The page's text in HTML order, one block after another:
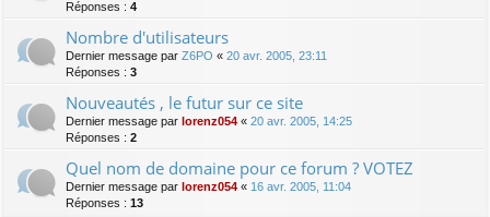
Réponses : 4
Nombre d'utilisateurs
Dernier message par Z6PO « 20 avr. 2005, 23:11
Réponses : 3
Nouveautés , le futur sur ce site
Dernier message par lorenz054 « 20 avr. 2005, 14:25
Réponses : 2
Quel nom de domaine pour ce forum ? VOTEZ
Dernier message par lorenz054 « 16 avr. 2005, 11:04
Réponses : 13